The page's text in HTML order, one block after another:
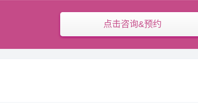
点击咨询&预约